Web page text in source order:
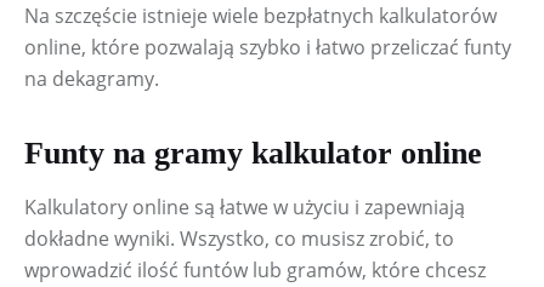
Na szczęście istnieje wiele bezpłatnych kalkulatorów
online, które pozwalają szybko i łatwo przeliczać funty
na dekagramy.
Funty na gramy kalkulator online
Kalkulatory online są łatwe w użyciu i zapewniają
dokładne wyniki. Wszystko, co musisz zrobić, to
wprowadzić ilość funtów lub gramów, które chcesz